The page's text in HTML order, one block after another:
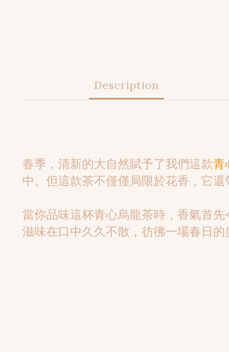
Description
春季，清新的大自然賦予了我們這款青
中。但這款茶不僅僅局限於花香，它
當你品味這杯青心烏龍茶時，香氣首
滋味在口中久久不散，彷彿一場春日